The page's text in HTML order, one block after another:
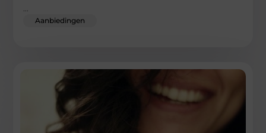
...
Aanbiedingen